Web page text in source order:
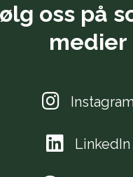
oss på
medier
Instagram
LinkedIn